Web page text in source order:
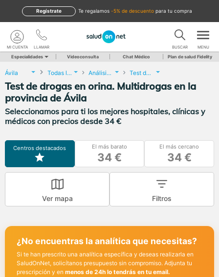
te regalamos -5% de descuento para tu compra
Regístrate
LLAMAR
MI CUENTA BUSCAR MENU
Especialidades Videoconsulta Chat Médico Plan de salud Fidelity
Ávila Todas las localidades Análisis Clínicos Test de drogas en orina. Multidrogas
Test de drogas en orina. Multidrogas en la
provincia de Ávila
Seleccionamos para ti los mejores hospitales, clínicas y
médicos con precios desde 34 €
Centros destacados El más barato
34 €
El más cercano
34 €
Ver mapa Filtros
¿No encuentras la analítica que necesitas?
Si te han prescrito una analítica específica y deseas realizarla en
SaludOnNet, solicítanos presupuesto sin compromiso. Adjunta tu
prescripción y en menos de 24h lo tendrás en tu email.